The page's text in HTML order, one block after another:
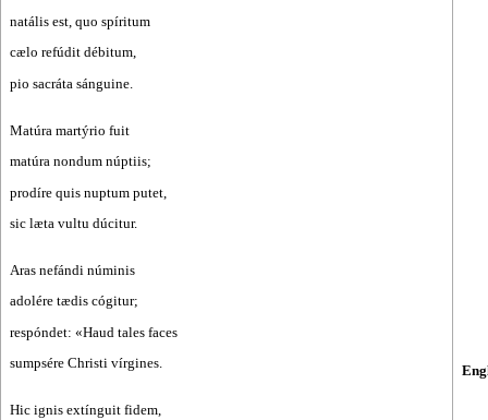
natális est, quo spíritum
cælo refúdit débitum,
pio sacráta sánguine.
Matúra martýrio fuit
matúra nondum núptiis;
prodíre quis nuptum putet,
sic læta vultu dúcitur.
Aras nefándi núminis
adolére tædis cógitur;
respóndet: «Haud tales faces
sumpsére Christi vírgines.
Hic ignis extínguit fidem,